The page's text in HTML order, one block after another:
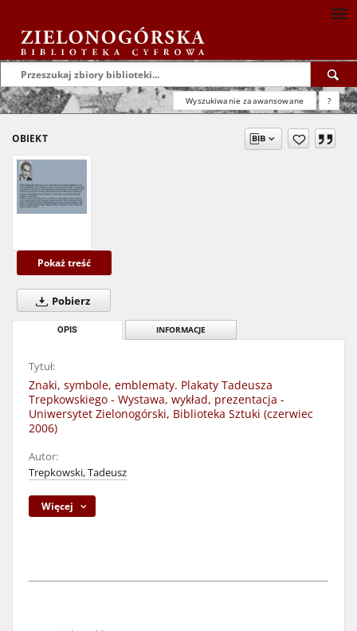
Wyszukiwanie zaawansowane ?
OBIEKT
Pokaż treść
Pobierz
OPIS INFORMACJE
Tytuł:
Znaki, symbole, emblematy. Plakaty Tadeusza
Trepkowskiego - Wystawa, wykład, prezentacja -
Uniwersytet Zielonogórski, Biblioteka Sztuki (czerwiec
2006)
Autor:
Trepkowski, Tadeusz
Więcej